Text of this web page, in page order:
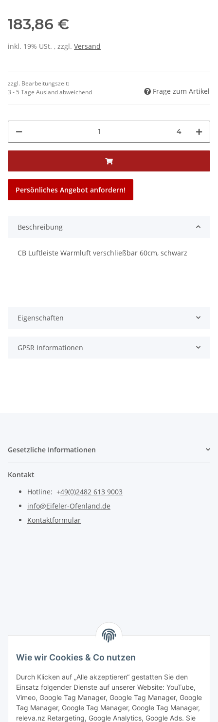
183,86 €
inkl. 19% USt. , zzgl. Versand
zzgl. Bearbeitungszeit:
3 - 5 Tage Ausland abweichend Frage zum Artikel
4
Persönliches Angebot anfordern!
Beschreibung
CB Luftleiste Warmluft verschließbar 60cm, schwarz
Eigenschaften
GPSR Informationen
Gesetzliche Informationen
Kontakt
Hotline: +49(0)2482 613 9003
info@Eifeler-Ofenland.de
Kontaktformular
Wie wir Cookies & Co nutzen
Durch Klicken auf „Alle akzeptieren“ gestatten Sie den
Einsatz folgender Dienste auf unserer Website: YouTube,
Vimeo, Google Tag Manager, Google Tag Manager, Google
Tag Manager, Google Tag Manager, Google Tag Manager,
releva.nz Retargeting, Google Analytics, Google Ads. Sie